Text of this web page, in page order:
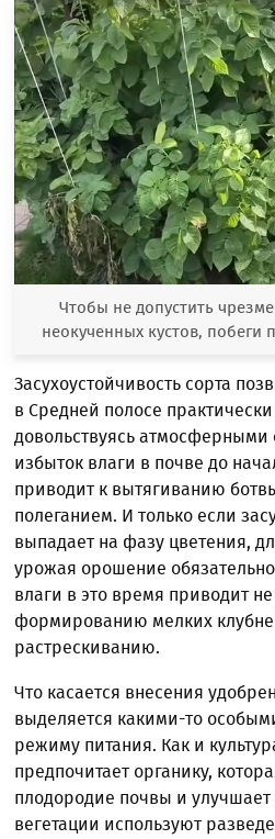
Чтобы не допустить
неокученных кустов,
Засухоустойчивость сорта
в Средней полосе
довольствуясь атмосферными
избыток влаги в почве до
приводит к вытягиванию
полеганием. И только если
выпадает на фазу цветения,
урожая орошение
влаги в это время приводит не
формированию мелких
растрескиванию.
Что касается внесения
выделяется какими-то
режиму питания. Как и
предпочитает органику,
плодородие почвы и улучшает
вегетации используют